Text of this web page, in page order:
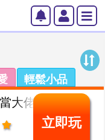
輕鬆小品
大佬
立即玩